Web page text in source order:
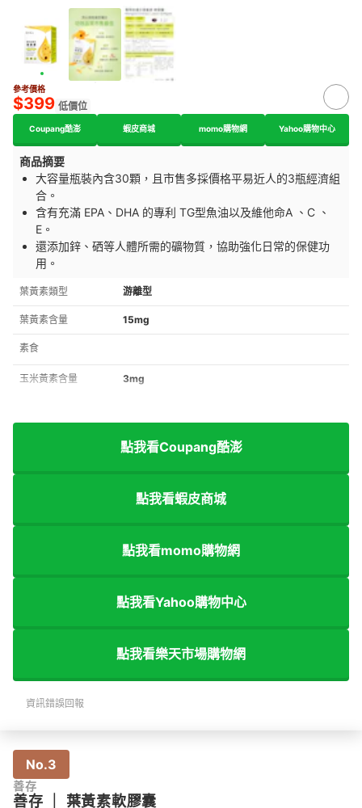
參考價格
$399 低價位
Coupang酷澎 蝦皮商城 momo購物網 Yahoo購物中心
商品摘要
大容量瓶裝內含30顆，且市售多採價格平易近人的3瓶經濟組
合。
含有充滿 EPA、DHA 的專利 TG型魚油以及維他命A 、C 、
E。
還添加鋅、硒等人體所需的礦物質，協助強化日常的保健功
用。
葉黃素類型 游離型
葉黃素含量 15mg
素食
玉米黃素含量 3mg
點我看Coupang酷澎
點我看蝦皮商城
點我看momo購物網
點我看Yahoo購物中心
點我看樂天市場購物網
資訊錯誤回報
No.3
善存
善存 葉黃素軟膠囊